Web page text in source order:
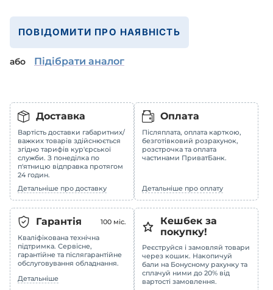
ПОВІДОМИТИ ПРО НАЯВНІСТЬ
або Підібрати аналог
Доставка
Вартість доставки габаритних/
важких товарів здійснюється
згідно тарифів кур'єрської
служби. З понеділка по
п'ятницю відправка протягом
24 годин.
Детальніше про доставку
Оплата
Післяплата, оплата карткою,
безготівковий розрахунок,
розстрочка та оплата
частинами ПриватБанк.
Детальніше про оплату
Гарантія 100 міс.
Кваліфікована технічна
підтримка. Сервісне,
гарантійне та післягарантійне
обслуговування обладнання.
Детальніше
Кешбек за
покупку!
Реєструйся і замовляй товари
через кошик. Накопичуй
бали на Бонусному рахунку та
сплачуй ними до 20% від
вартості замовлення.